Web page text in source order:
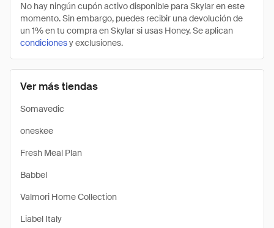
Ver más tiendas
Somavedic
oneskee
Fresh Meal Plan
Babbel
Valmori Home Collection
Liabel Italy
No hay ningún cupón activo disponible para Skylar en este
momento. Sin embargo, puedes recibir una devolución de
un 1% en tu compra en Skylar si usas Honey. Se aplican
condicionesy exclusiones.